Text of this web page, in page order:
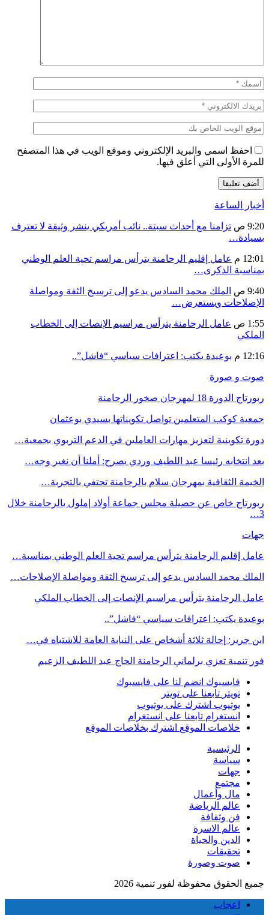
احفظ اسمي والبريد الإلكتروني وموقع الويب في هذا المتصفح
للمرة الأولى التي أعلق فيها.
أخبار الساعة
9:20 ص
تزامنا مع أحداث سبتة.. نائب أمريكي ينشر وثيقة لا تعترف
بسيادة…
12:01 م
عامل إقليم الرحامنة يترأس مراسم تحية العلم الوطني
بمناسبة الذكرى…
9:40 ص
الملك محمد السادس يدعو إلى ترسيخ الثقة ومواصلة
الإصلاحات ويستعرض…
1:55 ص
عامل الرحامنة يترأس مراسيم الإنصات إلى الخطاب
الملكي
12:16 م بوعيدة يكتب: اعترافات سياسي “فاشل”..
صوت و صورة
ربورتاج الدورة 18 لمهرجان صخور الرحامنة
جمعية كوكب المتعلمين تواصل تكويناتها بسيدي بوعثمان
دورة تكوينية لتعزيز مهارات العاملين في الدعم التربوي بجمعية…
بعد انتخابه رئيسا عبد اللطيف وردي يصرح: أملنا أن نغير وجه…
الخيمة الثقافية بمهرجان سلام بالرحامنة تحتفي بالتجربة…
ربورتاج خاص عن حصيلة مجلس جماعة أولاد إملول بالرحامنة خلال
3…
جهات
عامل إقليم الرحامنة يترأس مراسم تحية العلم الوطني بمناسبة…
الملك محمد السادس يدعو إلى ترسيخ الثقة ومواصلة الإصلاحات…
عامل الرحامنة يترأس مراسيم الإنصات إلى الخطاب الملكي
بوعيدة يكتب: اعترافات سياسي “فاشل”..
ابن جرير: إحالة ثلاثة أشخاص على النيابة العامة للاشتباه في…
فور تنمية تعزي برلماني الرحامنة الحاج عبد اللطيف الزعيم
فايسبوك انضم لنا على فايسبوك
تويتر تابعنا على تويتر
يوتيوب اشترك على يوتيوب
انستغرام تابعنا على انستغرام
خلاصات الموقع اشترك بخلاصات الموقع
الرئيسية
سياسة
جهات
مجتمع
مال وأعمال
عالم الرياضة
فن وثقافة
عالم الاسرة
الدين والحياة
تحقيقات
صوت وصورة
جميع الحقوق محفوظة لفور تنمية 2026
اعجاب